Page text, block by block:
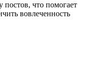
постов, что помогает
вовлеченность